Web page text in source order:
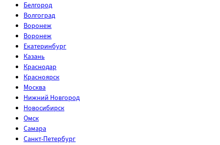
Белгород
Волгоград
Воронеж
Воронеж
Екатеринбург
Казань
Краснодар
Красноярск
Москва
Нижний Новгород
Новосибирск
Омск
Самара
Санкт-Петербург